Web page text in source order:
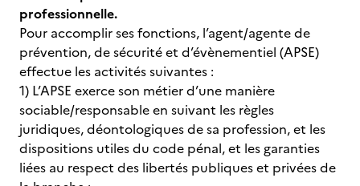
professionnelle.
Pour accomplir ses fonctions, l’agent/agente de
prévention, de sécurité et d’évènementiel (APSE)
effectue les activités suivantes :
1) L’APSE exerce son métier d’une manière
sociable/responsable en suivant les règles
juridiques, déontologiques de sa profession, et les
dispositions utiles du code pénal, et les garanties
liées au respect des libertés publiques et privées de